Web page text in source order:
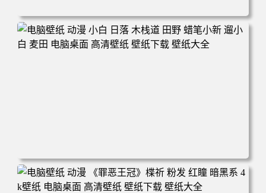
电脑壁纸 可爱动物 喵 喵星人 猫 猫咪 萌宠 电脑桌面 高清壁
纸 壁纸下载 壁纸大全
电脑壁纸 动漫 小白 日落 木栈道 田野 蜡笔小新 遛小白 麦田
电脑桌面 高清壁纸 壁纸下载 壁纸大全